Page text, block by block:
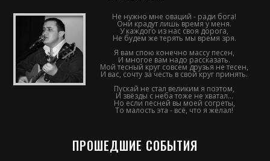
Не нужно мне оваций - ради бога!
Они крадут лишь время у меня.
У каждого из нас своя дорога,
Не будем же терять мы время зря.
Я вам спою конечно массу песен,
И многое вам надо рассказать.
Мой тесный круг совсем друзья не тесен,
И вас, сочту за честь в свой круг принять.
Пускай не стал великим я поэтом,
И звёзды с неба тоже не хватал...
Но если песней вы моей согреты,
То малость эта - всё, что я желал!
ПРОШЕДШИЕ СОБЫТИЯ